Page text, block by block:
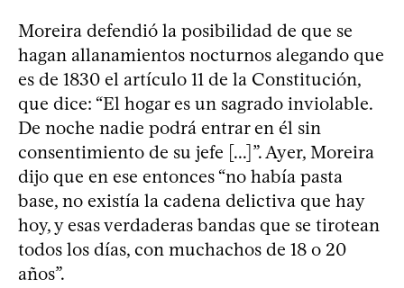
Moreira defendió la posibilidad de que se
hagan allanamientos nocturnos alegando que
es de 1830 el artículo 11 de la Constitución,
que dice: “El hogar es un sagrado inviolable.
De noche nadie podrá entrar en él sin
consentimiento de su jefe [...]”. Ayer, Moreira
dijo que en ese entonces “no había pasta
base, no existía la cadena delictiva que hay
hoy, y esas verdaderas bandas que se tirotean
todos los días, con muchachos de 18 o 20
años”.